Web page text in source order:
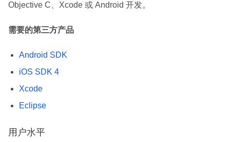
Objective C、Xcode 或 Android 开发。
需要的第三方产品
Android SDK
iOS SDK 4
Xcode
Eclipse
用户水平